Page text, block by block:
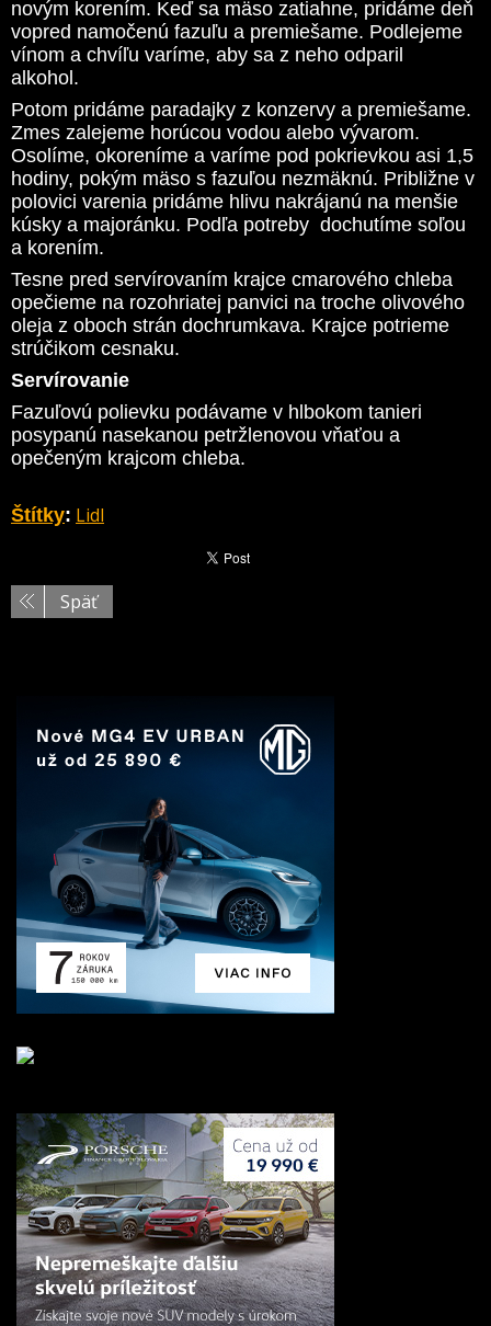
novým korením. Keď sa mäso zatiahne, pridáme deň
vopred namočenú fazuľu a premiešame. Podlejeme
vínom a chvíľu varíme, aby sa z neho odparil
alkohol.
Potom pridáme paradajky z konzervy a premiešame.
Zmes zalejeme horúcou vodou alebo vývarom.
Osolíme, okoreníme a varíme pod pokrievkou asi 1,5
hodiny, pokým mäso s fazuľou nezmäknú. Približne v
polovici varenia pridáme hlivu nakrájanú na menšie
kúsky a majoránku. Podľa potreby dochutíme soľou
a korením.
Tesne pred servírovaním krajce cmarového chleba
opečieme na rozohriatej panvici na troche olivového
oleja z oboch strán dochrumkava. Krajce potrieme
strúčikom cesnaku.
Servírovanie
Fazuľovú polievku podávame v hlbokom tanieri
posypanú nasekanou petržlenovou vňaťou a
opečeným krajcom chleba.
Štítky: Lidl
Späť